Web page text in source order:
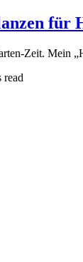
für
Zeit. Mein
read